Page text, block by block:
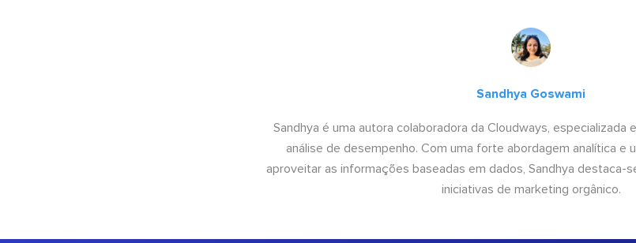
Sandhya Goswami
Sandhya é uma autora colaboradora da Cloudways,
análise de desempenho. Com uma forte abordagem analítica e
aproveitar as informações baseadas em dados, Sandhya destaca-
iniciativas de marketing orgânico.